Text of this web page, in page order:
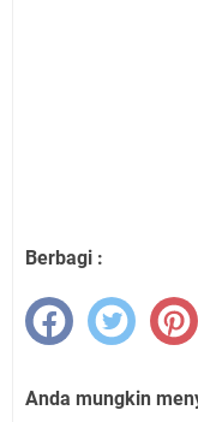
Berbagi :
Anda mungkin